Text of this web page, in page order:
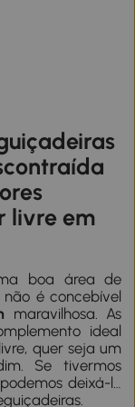
livre em
boa área de
é concebível
maravilhosa. As
ideal
quer seja um
Se tivermos
deixá-lo